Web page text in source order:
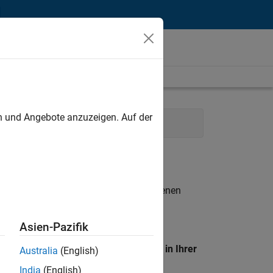
Büro- und Verwaltungsdienste
. Wenn Sie noch immer keine offenen
unseres
Standort, um alle Stellenangebote in Ihrer
Angebote anzuzeigen. Auf der
Asien-Pazifik
Australia (English)
India (English)